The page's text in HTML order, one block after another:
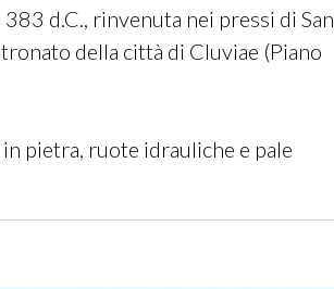
d.C., rinvenuta nei pressi di San
della città di Cluviae (Piano
pietra, ruote idrauliche e pale